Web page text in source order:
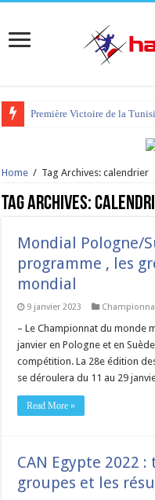
Première Victoire de la
tournoi international
Home / Tag Archives: calendrier
Tag Archives:
Mondial Pologne/
programme , les
mondial
9 janvier 2023
– Le Championnat du monde
janvier en Pologne et en
compétition. La 28e édition
se déroulera du 11 au 29
Read More »
CAN Egypte 2022
groupes et les